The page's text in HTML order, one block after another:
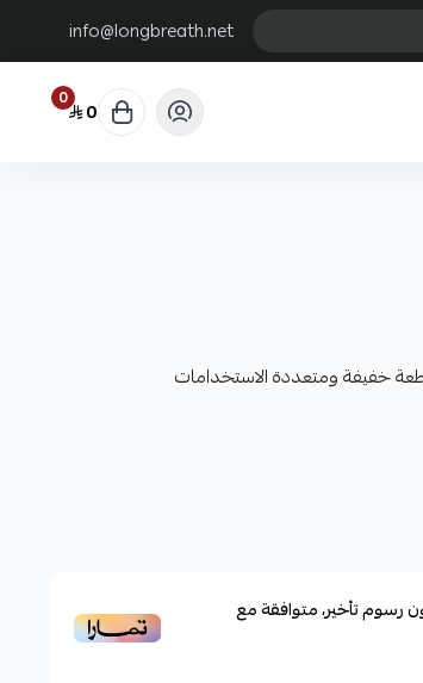
info@longbreath.net
0 0
خفيفة ومتعددة الاستخدامات
وتغطي جوانب الوجه وأحياناً الرأس كله
يجعلها مثالية لراحة دائمة أثناء التعرض
رسوم تأخير، متوافقة مع